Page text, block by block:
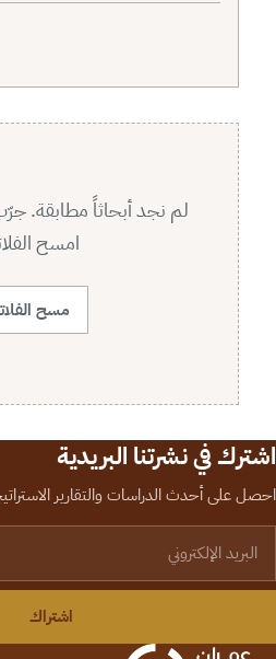
لم نجد أبحاثاً مطابقة.
امسح
مسح
اشترك في نشرتنا البريدية
احصل على أحدث الدراسات والتقارير
اشتراك